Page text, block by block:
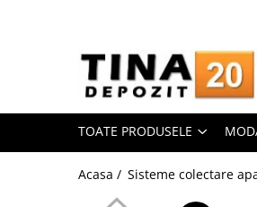
Toate Produsele
Standard
Hidrofugate
TOATE PRODUSELE
Acasa / Sisteme colectare